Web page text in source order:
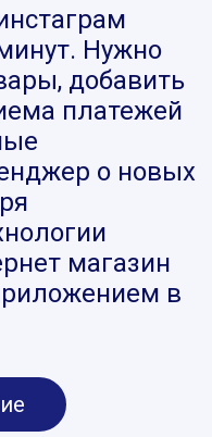
Нужно
добавить
платежей
о новых
магазин
в